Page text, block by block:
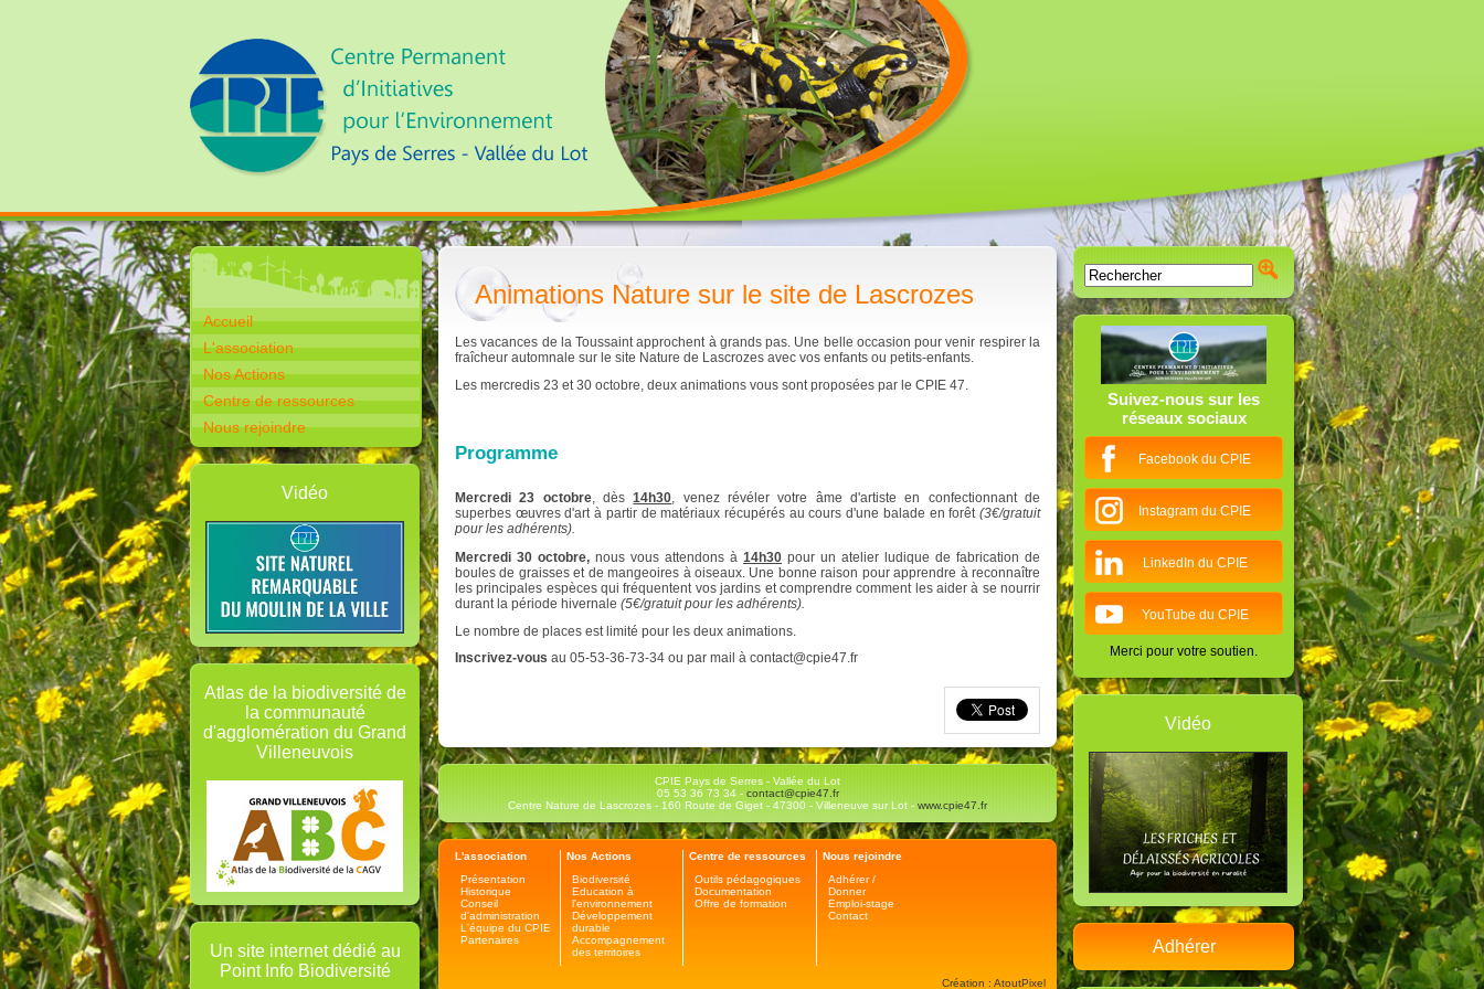
Accueil
L'association
Nos Actions
Centre de ressources
Nous rejoindre
Vidéo
Atlas de la biodiversité de
la communauté
d'agglomération du Grand
Villeneuvois
Un site internet dédié au
Point Info Biodiversité
Animations Nature sur le site de Lascrozes
Les vacances de la Toussaint approchent à grands pas. Une belle occasion pour venir respirer la
fraîcheur automnale sur le site Nature de Lascrozes avec vos enfants ou petits-enfants.
Les mercredis 23 et 30 octobre, deux animations vous sont proposées par le CPIE 47.
Programme
Mercredi 23 octobre, dès14h30, venez révéler votre âme d'artiste en confectionnant de
superbes œuvres d'art à partir de matériaux récupérés au cours d'une balade en forêt(3€/gratuit
pour les adhérents).
Mercredi 30 octobre, nous vous attendons à 14h30 pour un atelier ludique de fabrication de
boules de graisses et de mangeoires à oiseaux. Une bonne raison pour apprendre à reconnaître
les principales espèces qui fréquentent vos jardins et comprendre comment les aider à se nourrir
durant la période hivernale (5€/gratuit pour les adhérents).
Le nombre de places est limité pour les deux animations.
Inscrivez-vous au 05-53-36-73-34 ou par mail à contact@cpie47.fr
CPIE Pays de Serres - Vallée du Lot
05 53 36 73 34 - contact@cpie47.fr
Centre Nature de Lascrozes - 160 Route de Giget - 47300 - Villeneuve sur Lot - www.cpie47.fr
L'association
Présentation
Historique
Conseil
d'administration
L'équipe du CPIE
Partenaires
Nos Actions
Biodiversité
Education à
l'environnement
Développement
durable
Accompagnement
des territoires
Centre de ressources
Outils pédagogiques
Documentation
Offre de formation
Nous rejoindre
Adhérer /
Donner
Emploi-stage
Contact
Création : AtoutPixel
Suivez-nous sur les
réseaux sociaux
Facebook du CPIE
Instagram du CPIE
LinkedIn du CPIE
YouTube du CPIE
Merci pour votre soutien.
Vidéo
Adhérer